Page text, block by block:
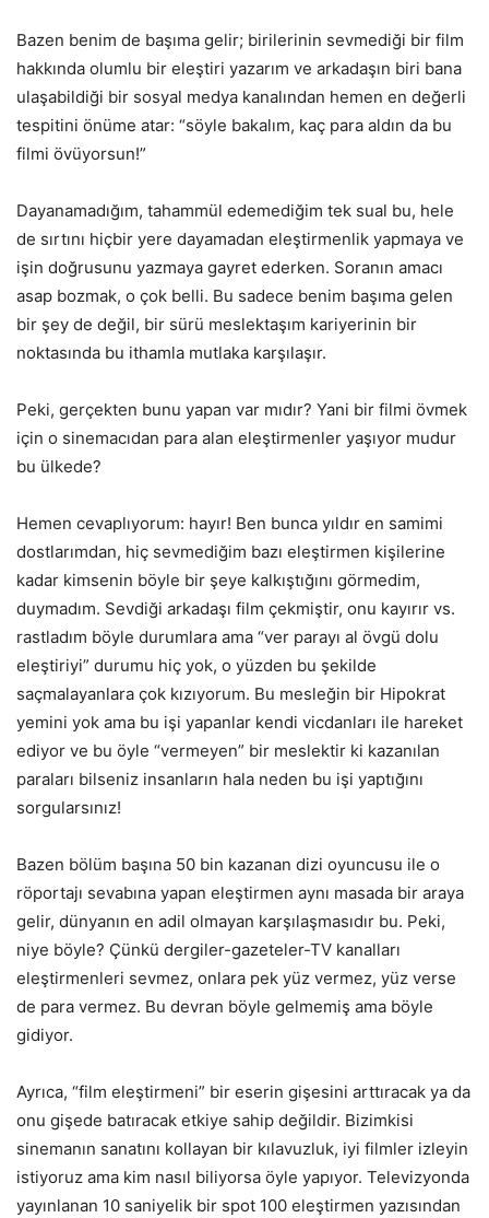
Bazen benim de başıma gelir; birilerinin sevmediği bir film
hakkında olumlu bir eleştiri yazarım ve arkadaşın biri bana
ulaşabildiği bir sosyal medya kanalından hemen en değerli
tespitini önüme atar: “söyle bakalım, kaç para aldın da bu
filmi övüyorsun!”
Dayanamadığım, tahammül edemediğim tek sual bu, hele
de sırtını hiçbir yere dayamadan eleştirmenlik yapmaya ve
işin doğrusunu yazmaya gayret ederken. Soranın amacı
asap bozmak, o çok belli. Bu sadece benim başıma gelen
bir şey de değil, bir sürü meslektaşım kariyerinin bir
noktasında bu ithamla mutlaka karşılaşır.
Peki, gerçekten bunu yapan var mıdır? Yani bir filmi övmek
için o sinemacıdan para alan eleştirmenler yaşıyor mudur
bu ülkede?
Hemen cevaplıyorum: hayır! Ben bunca yıldır en samimi
dostlarımdan, hiç sevmediğim bazı eleştirmen kişilerine
kadar kimsenin böyle bir şeye kalkıştığını görmedim,
duymadım. Sevdiği arkadaşı film çekmiştir, onu kayırır vs.
rastladım böyle durumlara ama “ver parayı al övgü dolu
eleştiriyi” durumu hiç yok, o yüzden bu şekilde
saçmalayanlara çok kızıyorum. Bu mesleğin bir Hipokrat
yemini yok ama bu işi yapanlar kendi vicdanları ile hareket
ediyor ve bu öyle “vermeyen” bir meslektir ki kazanılan
paraları bilseniz insanların hala neden bu işi yaptığını
sorgularsınız!
Bazen bölüm başına 50 bin kazanan dizi oyuncusu ile o
röportajı sevabına yapan eleştirmen aynı masada bir araya
gelir, dünyanın en adil olmayan karşılaşmasıdır bu. Peki,
niye böyle? Çünkü dergiler-gazeteler-TV kanalları
eleştirmenleri sevmez, onlara pek yüz vermez, yüz verse
de para vermez. Bu devran böyle gelmemiş ama böyle
gidiyor.
Ayrıca, “film eleştirmeni” bir eserin gişesini arttıracak ya da
onu gişede batıracak etkiye sahip değildir. Bizimkisi
sinemanın sanatını kollayan bir kılavuzluk, iyi filmler izleyin
istiyoruz ama kim nasıl biliyorsa öyle yapıyor. Televizyonda
yayınlanan 10 saniyelik bir spot 100 eleştirmen yazısından